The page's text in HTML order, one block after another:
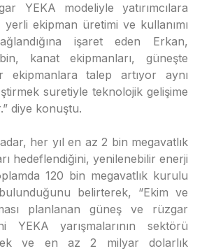
YEKA modeliyle yatırımcılara
yerli ekipman üretimi ve kullanımı
işaret eden Erkan,
kanat ekipmanları, güneşte
ekipmanlara talep artıyor aynı
suretiyle teknolojik gelişime
diye konuştu.
her yıl en az 2 bin megavatlık
hedeflendiğini, yenilenebilir enerji
120 bin megavatlık kurulu
belirterek, “Ekim ve
planlanan güneş ve rüzgar
YEKA yarışmalarının sektörü
ve en az 2 milyar dolarlık